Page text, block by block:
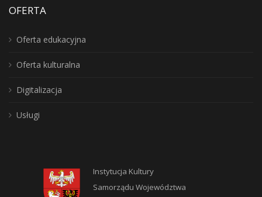
OFERTA
Oferta edukacyjna
Oferta kulturalna
Digitalizacja
Usługi
Instytucja Kultury
Samorządu Województwa